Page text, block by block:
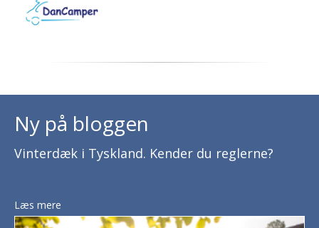
Ny på bloggen
Vinterdæk i Tyskland. Kender du reglerne?
Læs mere